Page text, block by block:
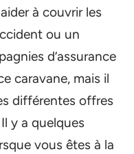
à couvrir les
ou un
d’assurance
caravane, mais il
différentes offres
y a quelques
vous êtes à la